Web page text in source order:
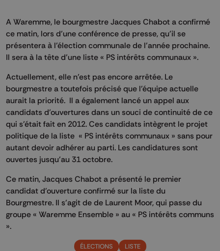
A Waremme, le bourgmestre Jacques Chabot a confirmé
ce matin, lors d'une conférence de presse, qu'il se
présentera à l'élection communale de l'année prochaine.
Il sera à la tête d'une liste « PS intérêts communaux ».
Actuellement, elle n'est pas encore arrêtée. Le
bourgmestre a toutefois précisé que l'équipe actuelle
aurait la priorité. Il a également lancé un appel aux
candidats d'ouvertures dans un souci de continuité de ce
qui s'était fait en 2012. Ces candidats intègrent le projet
politique de la liste « PS intérêts communaux » sans pour
autant devoir adhérer au parti. Les candidatures sont
ouvertes jusqu'au 31 octobre.
Ce matin, Jacques Chabot a présenté le premier
candidat d'ouverture confirmé sur la liste du
Bourgmestre. Il s'agit de de Laurent Moor, qui passe du
groupe « Waremme Ensemble » au « PS intérêts communs
».
ÉLECTIONS LISTE